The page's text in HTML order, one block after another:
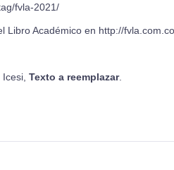
fvla-2021/
Libro Académico en http://
Texto a reemplazar.